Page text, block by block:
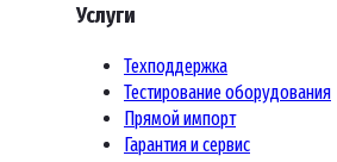
Услуги
Техподдержка
Тестирование оборудования
Прямой импорт
Гарантия и сервис